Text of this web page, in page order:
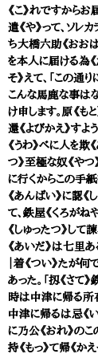
《こ》れですから
遣《や》って、ソレ
ち大橋六助《おお
を本人に届ける為
そ》えて、「この通
こんな馬鹿な事はな
け申します。原《も
還《よびかえ》すよ
《うわ》べに人を欺
つ》至極な奴《や
に行くからこの手
《あんばい》に認
て、鉄屋《くろが
《しゅったつ》し
《あいだ》は七里
｜着《つい》たが
あった。「扨《さて
時は中津に帰る所
中津に帰るは忌《
に乃公《おれ》のこ
持《もっ》て帰《か